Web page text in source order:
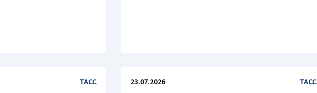
ТАСС 23.07.2026 ТАСС